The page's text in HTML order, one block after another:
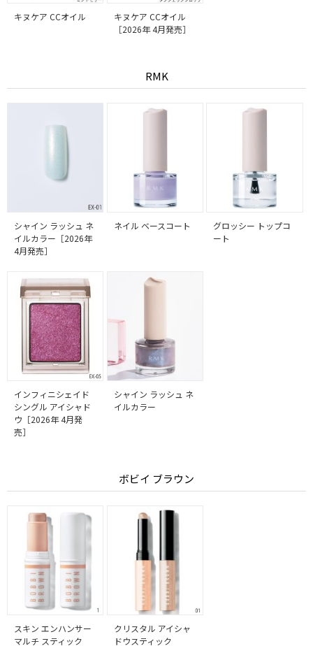
キヌケア CCオイル
キヌケア CCオイル
［2026年 4月発売］
RMK
シャイン ラッシュ ネ
イルカラー［2026年
4月発売］
ネイル ベースコート
グロッシー トップコ
ート
インフィニシェイド
シングル アイシャド
ウ［2026年 4月発
売］
シャイン ラッシュ ネ
イルカラー
ボビイ ブラウン
スキン エンハンサー
マルチ スティック
クリスタル アイシャ
ドウスティック